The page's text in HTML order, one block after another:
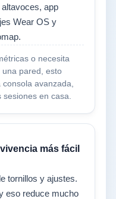
app
Wear OS y
o necesita
pared, esto
avanzada,
en casa.
más fácil
tornillos y ajustes.
eso reduce mucho